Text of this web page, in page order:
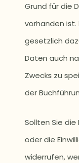
Grund für die
vorhanden ist.
gesetzlich
Daten auch
Zwecks zu
der
Sollten Sie die
oder die
widerrufen,